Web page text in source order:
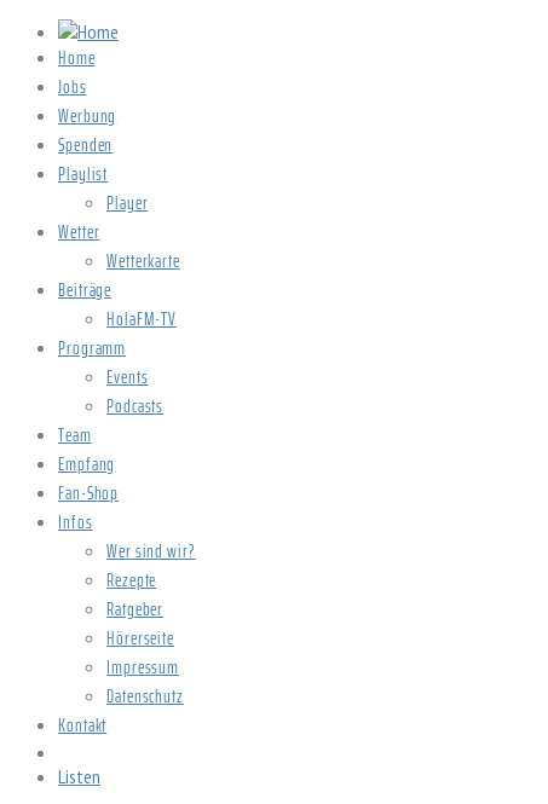
Home
Jobs
Werbung
Spenden
Playlist
Player
Wetter
Wetterkarte
Beiträge
HolaFM-TV
Programm
Events
Podcasts
Team
Empfang
Fan-Shop
Infos
Wer sind wir?
Rezepte
Ratgeber
Hörerseite
Impressum
Datenschutz
Kontakt
Listen